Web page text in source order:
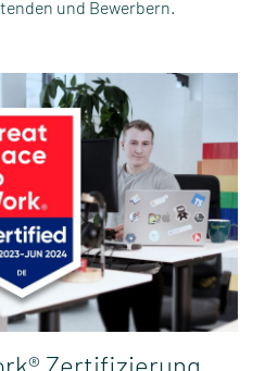
und Bewerbern.